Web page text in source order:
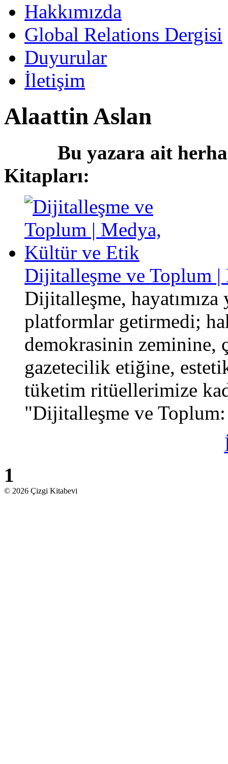
Hakkımızda
Global Relations Dergisi
Duyurular
İletişim
Alaattin Aslan
Bu yazara ait
Kitapları:
Dijitalleşme ve Toplum
Dijitalleşme,
platformlar getirmedi;
demokrasinin zeminine,
gazetecilik etiğine,
tüketim ritüellerimize
"Dijitalleşme ve
1
© 2026 Çizgi Kitabevi